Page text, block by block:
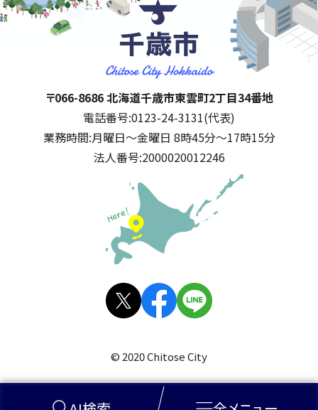
千歳市
住所:
〒066-8686 北海道千歳市東雲町2丁目34番地
電話番号:0123-24-3131(代表)
業務時間:月曜日～金曜日 8時45分～17時15分
法人番号:2000020012246
公式SNS
© 2020 Chitose City